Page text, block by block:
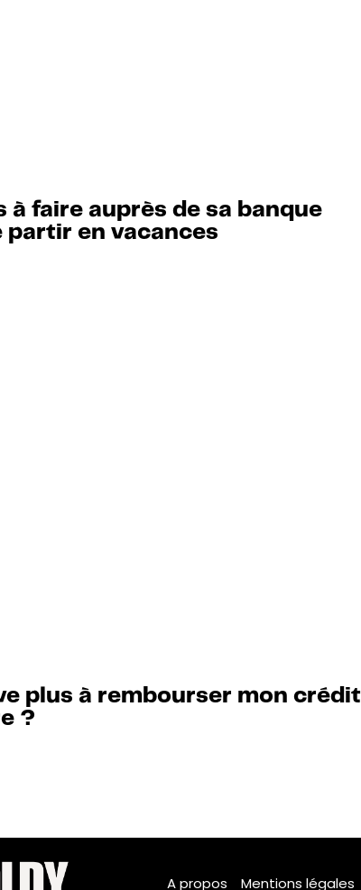
à faire auprès de sa banque
partir en vacances
plus à rembourser mon crédit
?
A propos Mentions légales